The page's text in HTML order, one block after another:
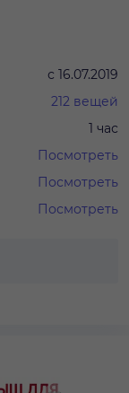
с 16.07.2019
212 вещей
1 час
Посмотреть
Посмотреть
Посмотреть